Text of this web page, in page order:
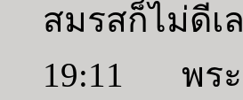
สมรสก็ไม่ดีเ
19:11 พร